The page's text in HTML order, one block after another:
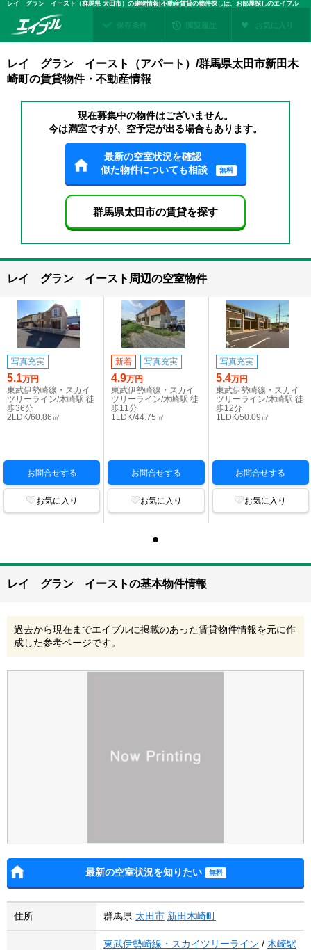
レイ グラン イースト（群馬県 太田市）の建物情報|不動産賃貸の物件探しは、お部屋探しのエイブル
保存条件 閲覧履歴 お気に入り
レイ グラン イースト（アパート）/群馬県太田市新田木
崎町の賃貸物件・不動産情報
現在募集中の物件はございません。
今は満室ですが、空予定が出る場合もあります。
最新の空室状況を確認
似た物件についても相談
無料
群馬県太田市の賃貸を探す
レイ グラン イースト周辺の空室物件
写真充実
5.1万円
東武伊勢崎線・スカイ
ツリーライン/木崎駅 徒
歩36分
2LDK/60.86㎡
お問合せする
お気に入り
新着 写真充実
4.9万円
東武伊勢崎線・スカイ
ツリーライン/木崎駅 徒
歩11分
1LDK/44.75㎡
お問合せする
お気に入り
写真充実
5.4万円
東武伊勢崎線・スカイ
ツリーライン/木崎駅 徒
歩12分
1LDK/50.09㎡
お問合せする
お気に入り
レイ グラン イーストの基本物件情報
過去から現在までエイブルに掲載のあった賃貸物件情報を元に作
成した参考ページです。
最新の空室状況を知りたい
住所 群馬県 太田市 新田木崎町
東武伊勢崎線・スカイツリーライン / 木崎駅